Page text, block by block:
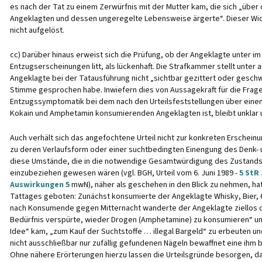
es nach der Tat zu einem Zerwürfnis mit der Mutter kam, die sich
Angeklagten und dessen ungeregelte Lebensweise ärgerte“. Dieser
nicht aufgelöst.
cc) Darüber hinaus erweist sich die Prüfung, ob der Angeklagte unter
Entzugserscheinungen litt, als lückenhaft. Die Strafkammer stellt unter
Angeklagte bei der Tatausführung nicht „sichtbar gezittert oder
Stimme gesprochen habe. Inwiefern dies von Aussagekraft für die
Entzugssymptomatik bei dem nach den Urteilsfeststellungen über
Kokain und Amphetamin konsumierenden Angeklagten ist, bleibt
Auch verhält sich das angefochtene Urteil nicht zur konkreten
zu deren Verlaufsform oder einer suchtbedingten Einengung des
diese Umstände, die in die notwendige Gesamtwürdigung des
einzubeziehen gewesen wären (vgl. BGH, Urteil vom 6. Juni 1989 -5 StR
Auswirkungen 5mwN), näher als geschehen in den Blick zu nehmen,
Tattages geboten: Zunächst konsumierte der Angeklagte Whisky, Bier,
nach Konsumende gegen Mitternacht wanderte der Angeklagte ziellos
Bedürfnis verspürte, wieder Drogen (Amphetamine) zu konsumieren“
Idee“ kam, „zum Kauf der Suchtstoffe … illegal Bargeld“ zu erbeuten
nicht ausschließbar nur zufällig gefundenen Nägeln bewaffnet eine ihm
Ohne nähere Erörterungen hierzu lassen die Urteilsgründe besorgen,